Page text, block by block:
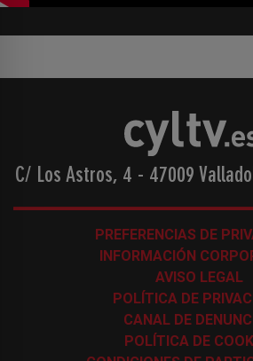
C/ Los Astros, 4 - 47009
PREFERENCIAS DE
INFORMACIÓN
AVISO LEGAL
POLÍTICA DE
CANAL DE
POLÍTICA DE